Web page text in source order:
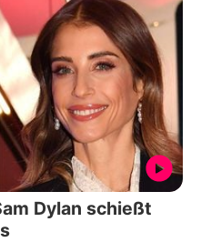
Dylan schießt